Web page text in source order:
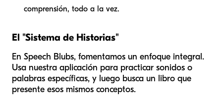
comprensión, todo a la vez.
El "Sistema de Historias"
En Speech Blubs, fomentamos un enfoque integral.
Usa nuestra aplicación para practicar sonidos o
palabras específicas, y luego busca un libro que
presente esos mismos conceptos.